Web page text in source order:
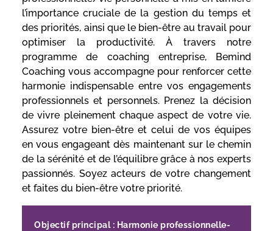
l’importance cruciale de la gestion du temps et
des priorités, ainsi que le bien-être au travail pour
optimiser la productivité. À travers notre
programme de coaching entreprise, Bemind
Coaching vous accompagne pour renforcer cette
harmonie indispensable entre vos engagements
professionnels et personnels. Prenez la décision
de vivre pleinement chaque aspect de votre vie.
Assurez votre bien-être et celui de vos équipes
en vous engageant dès maintenant sur le chemin
de la sérénité et de l’équilibre grâce à nos experts
passionnés. Soyez acteurs de votre changement
et faites du bien-être votre priorité.
Objectif principal : Harmonie professionnelle-